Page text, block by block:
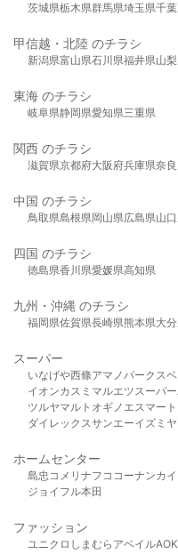
茨城県栃木県群馬県埼玉県千
甲信越・北陸 のチラシ
新潟県富山県石川県福井県山
東海 のチラシ
岐阜県静岡県愛知県三重県
関西 のチラシ
滋賀県京都府大阪府兵庫県奈
中国 のチラシ
鳥取県島根県岡山県広島県山
四国 のチラシ
徳島県香川県愛媛県高知県
九州・沖縄 のチラシ
福岡県佐賀県長崎県熊本県大
スーパー
いなげや西條アマノパークス
イオンカスミ マルエツスーパ
ツルヤマルト オギノ エスマート
ダイレックスサンエーイズミヤ
ホームセンター
島忠 コメリ ナフコ コーナンカ
ジョイフル本田
ファッション
ユニクロ しまむら アベイル